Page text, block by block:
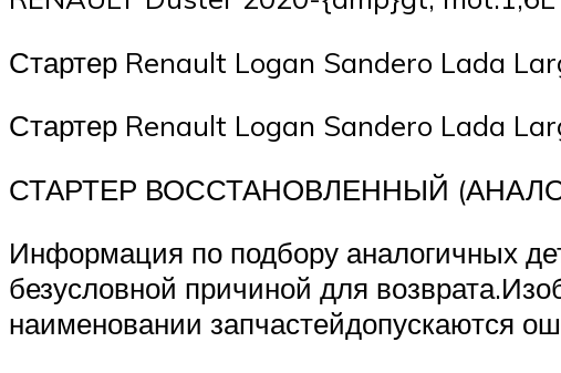
Стартер Renault Logan Sandero Lada
Стартер Renault Logan Sandero Lada
СТАРТЕР ВОССТАНОВЛЕННЫЙ
Информация по подбору аналогичных
безусловной причиной для
наименовании запчастейдопускаются